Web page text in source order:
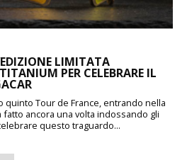
LIMITATA
PER CELEBRARE IL
quinto Tour de France, entrando nella
fatto ancora una volta indossando gli
questo traguardo...